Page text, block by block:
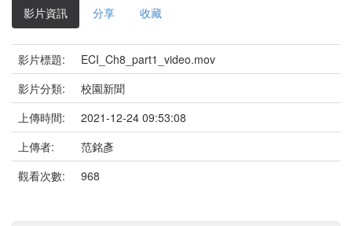
影片資訊 分享 收藏
影片標題:
ECI_Ch8_part1_video.mov
影片分類:
校園新聞
上傳時間:
2021-12-24 09:53:08
上傳者:
范銘彥
觀看次數:
968